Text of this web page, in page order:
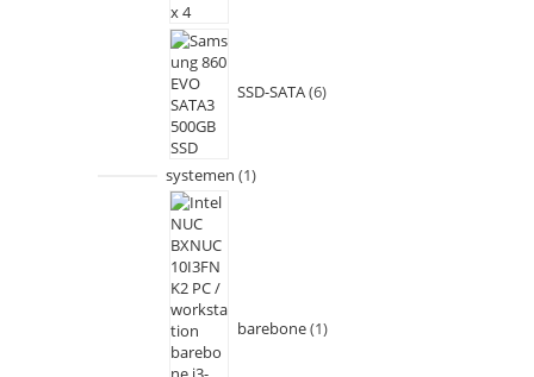
SSD-SATA 6
systemen 1
barebone 1